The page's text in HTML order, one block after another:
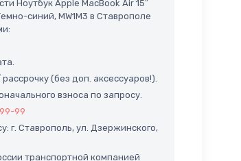
Ноутбук Apple MacBook Air 15″
синий, MW1M3 в Ставрополе
(без доп. аксессуаров!).
взноса по запросу.
99
г. Ставрополь, ул. Дзержинского,
транспортной компанией